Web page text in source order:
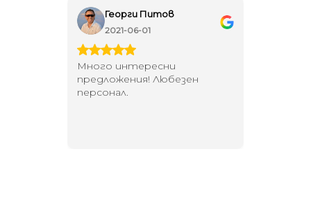
Георги Питов
2021-06-01
Много интересни
предложения! Любезен
персонал.